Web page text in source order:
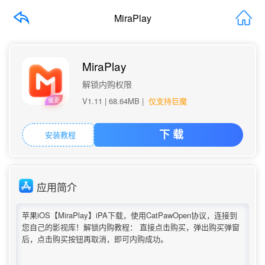
MiraPlay
催更
MiraPlay
解锁内购权限
V1.11 | 68.64MB | 仅支持巨魔
安装教程 下 载
应用简介
苹果iOS【MiraPlay】iPA下载，使用CatPawOpen协议，连接到
您自己的影视库！解锁内购教程： 直接点击购买，弹出购买弹窗
后，点击购买按钮再取消，即可内购成功。